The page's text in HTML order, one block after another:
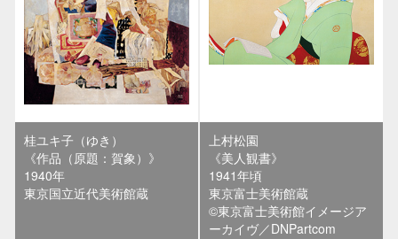
桂ユキ子（ゆき）
《作品（原題：賀象）》
1940年
東京国立近代美術館蔵
上村松園
《美人観書》
1941年頃
東京富士美術館蔵
©東京富士美術館イメージア
ーカイヴ／DNPartcom